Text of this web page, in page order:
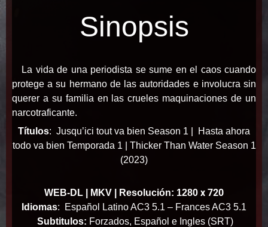
Sinopsis
La vida de una periodista se sume en el caos cuando
protege a su hermano de las autoridades e involucra sin
querer a su familia en las crueles maquinaciones de un
narcotraficante.
Títulos: Jusqu’ici tout va bien Season 1 |
Hasta ahora
todo va bien Temporada 1 | Thicker Than Water Season 1
(2023)
WEB-DL | MKV | Resolución: 1280 x 720
Idiomas:
Español Latino AC3 5.1 – Frances AC3 5.1
Subtitulos: Forzados, Español e Ingles (SRT)